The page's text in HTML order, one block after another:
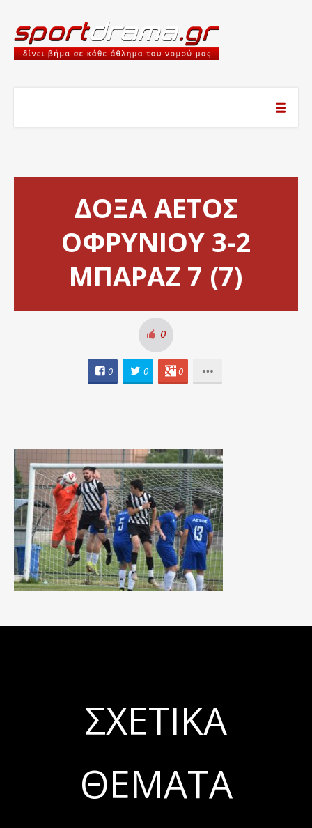
ΔΟΞΑ ΑΕΤΟΣ
ΟΦΡΥΝΙΟΥ 3-2
ΜΠΑΡΑΖ 7 (7)
0
0 0 0
ΣΧΕΤΙΚΆ
ΘΈΜΑΤΑ